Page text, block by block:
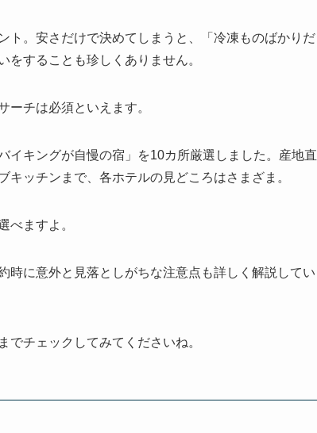
ト。安さだけで決めてしまうと、「冷凍ものばかりだ
をすることも珍しくありません。
ーチは必須といえます。
イキングが自慢の宿」を10カ所厳選しました。産地直
ッチンまで、各ホテルの見どころはさまざま。
べますよ。
時に意外と見落としがちな注意点も詳しく解説してい
チェックしてみてくださいね。